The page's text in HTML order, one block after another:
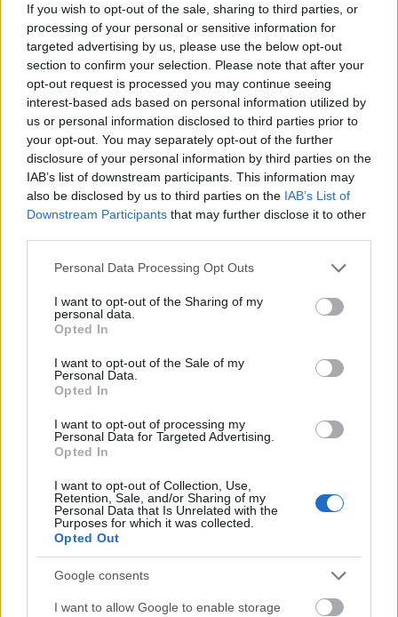
If you wish to opt-out of the sale, sharing to third parties, or
processing of your personal or sensitive information for
targeted advertising by us, please use the below opt-out
section to confirm your selection. Please note that after your
opt-out request is processed you may continue seeing
interest-based ads based on personal information utilized by
us or personal information disclosed to third parties prior to
your opt-out. You may separately opt-out of the further
disclosure of your personal information by third parties on the
IAB’s list of downstream participants. This information may
also be disclosed by us to third parties on the IAB’s List of
Downstream Participants that may further disclose it to other
Please note that this website/app uses one or more Google
not limited to your visit or usage behaviour. You may click to
grant or deny consent to Google and its third-party tags to
use your data for below specified purposes in below Google
consent section.
Personal Data Processing Opt Outs
I want to opt-out of the Sharing of my
personal data.
Opted In
I want to opt-out of the Sale of my
Personal Data.
Opted In
I want to opt-out of processing my
Personal Data for Targeted Advertising.
Opted In
I want to opt-out of Collection, Use,
Retention, Sale, and/or Sharing of my
Personal Data that Is Unrelated with the
Purposes for which it was collected.
Opted Out
Google consents
I want to allow Google to enable storage
Hagyományos menetrendváltás,
hagyományos problémák
X. mozdony grand prix, VI. étkezőkocsi-
találkozó és I. krampácsverseny a tízéves
vasúttörténeti parkban
Nekünk miért nincs olyan jó interaktív
térképecskénk, mint a cseheknek?
Tömpe jelent a vasútról
Nosztalgiavonat a bezárt vasúton –
Szólj hozzá!
A hozzászóláshoz be kell lépned!